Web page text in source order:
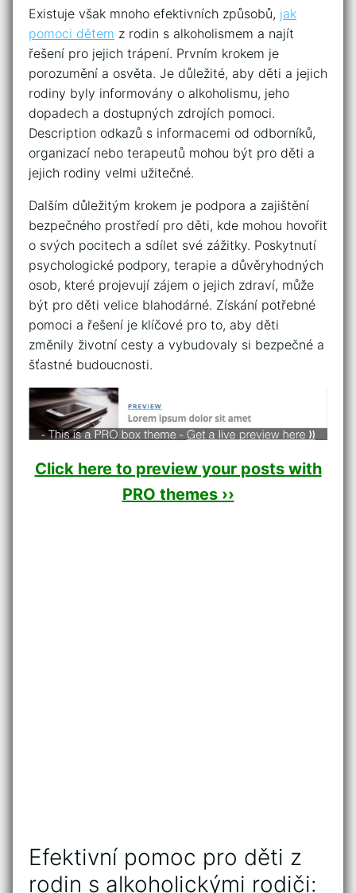
Existuje však mnoho efektivních způsobů, jak
pomoci dětem z rodin s alkoholismem a najít
řešení pro⁢ jejich trápení. Prvním krokem je
‌porozumění a osvěta. Je důležité, aby děti a jejich
rodiny​ byly informovány ⁢o alkoholismu, jeho
dopadech a dostupných zdrojích pomoci.
Description⁢ odkazů s informacemi od ⁢odborníků,
organizací nebo terapeutů mohou být pro děti a
⁤jejich rodiny velmi užitečné.
Dalším důležitým krokem je podpora a ⁤zajištění
bezpečného prostředí​ pro děti, kde mohou hovořit
o svých pocitech a sdílet ⁢své zážitky. Poskytnutí
psychologické podpory, terapie a důvěryhodných
osob, které projevují zájem o jejich zdraví, může
být pro děti velice blahodárné. Získání potřebné
pomoci a⁣ řešení je ⁢klíčové pro to, aby⁢ děti
změnily životní cesty a vybudovaly si bezpečné a
šťastné budoucnosti.
Click here to preview your posts with
PRO themes ››
Efektivní pomoc pro děti z
rodin s alkoholickými rodiči: